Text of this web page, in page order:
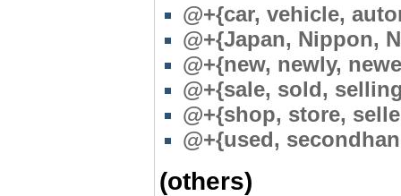
@+{car, vehicle,
@+{Japan, Nippon,
@+{new, newly,
@+{sale, sold,
@+{shop, store,
@+{used,
(others)